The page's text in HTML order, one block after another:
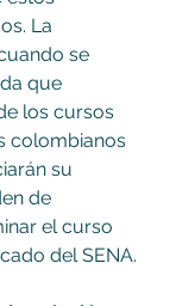
La
se
que
los cursos
colombianos
su
de
el curso
del SENA.